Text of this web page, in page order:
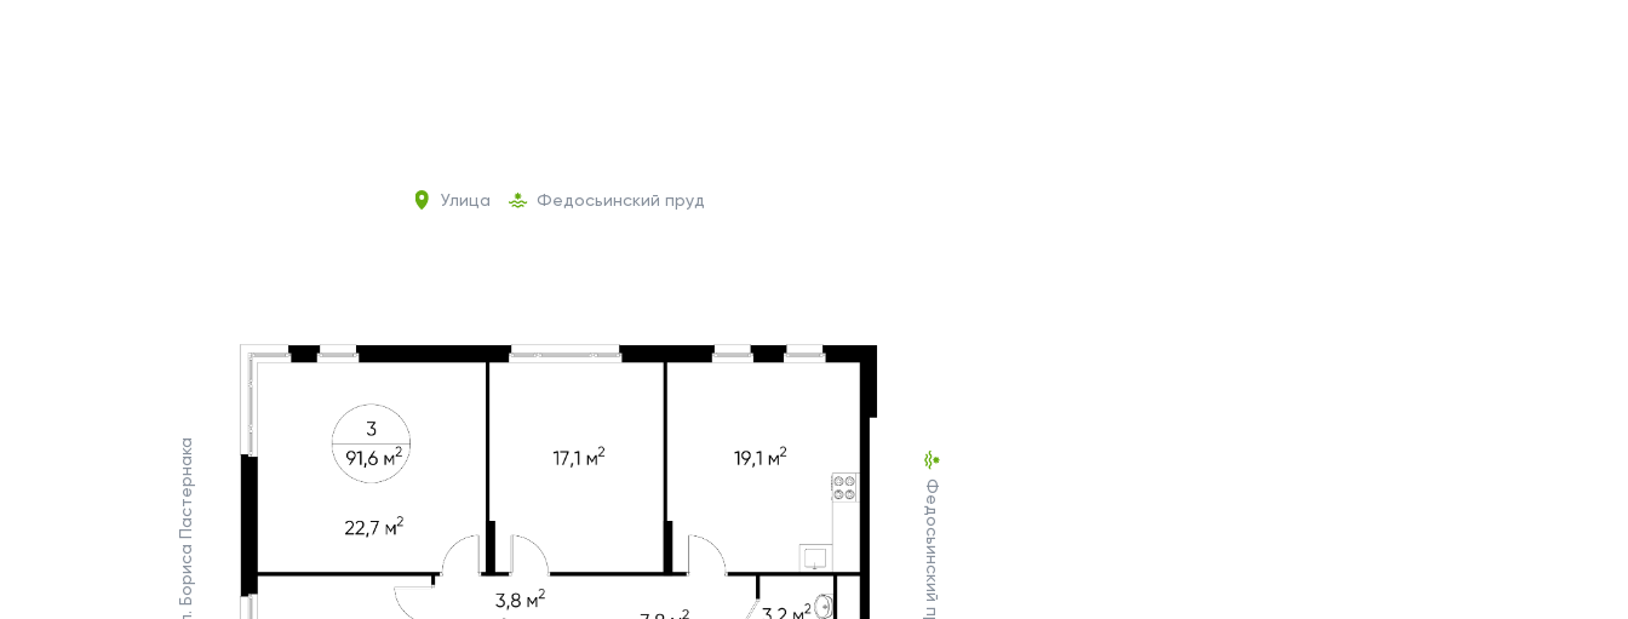
Ул. Бориса Пастернака Федосьинский пруд
Улица Федосьинский пруд